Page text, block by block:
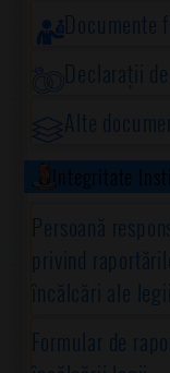
Documente
Declarații
Alte
Integritate
Persoană
privind
încălcări ale legii
Formular de